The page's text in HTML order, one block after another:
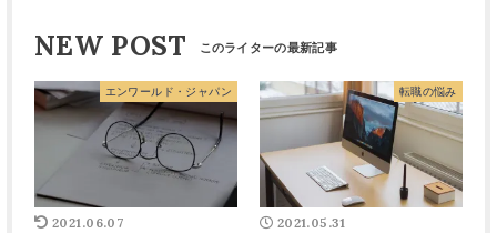
NEW POST
エンワールド・ジャパン
2021.06.07
転職の悩み
2021.05.31